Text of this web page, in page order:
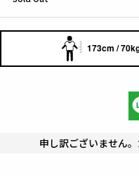
173cm /
申し訳ございません